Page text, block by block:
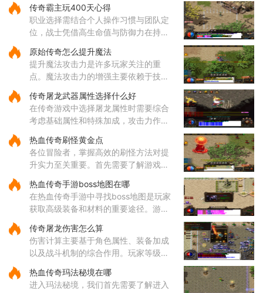
吸血效果，能够在攻击敌人的同时为自
身恢复体力，大大提升了道士
传奇霸主玩400天心得
职业选择需结合个人操作习惯与团队定
位，战士凭借高生命值与防御力在持久
备高爆发特性，道士的召唤兽在继承元
婴属性后能显著提升战斗效率
原始传奇怎么提升魔法
提升魔法攻击力是许多玩家关注的重
点。魔法攻击力的增强主要依赖于技能
电术是一个核心输出技能，能够对远距
离目标造成高额伤害，因此在技
传奇屠龙武器属性选择什么好
在传奇游戏中选择屠龙属性时需要综合
考虑基础属性和特殊加成，攻击力作为
关注，它能有效提升玩家对战各类敌人
的效率。屠龙武器普遍具备较
热血传奇刷怪黄金点
各位冒险者，掌握高效的刷怪方法对提
升实力至关重要。首先需要了解游戏中
地是经验丰富的玩家经常光顾的场所，
这些地方的怪物刷新频率较高
热血传奇手游boss地图在哪
在热血传奇手游中寻找boss地图是玩家
获取高级装备和材料的重要途径。游戏
要包括矿洞、沃玛寺庙、祖玛寺庙、石
墓等地。矿洞分为不同层次，每层
传奇屠龙伤害怎么算
伤害计算主要基于角色属性、装备加成
以及战斗机制的综合作用。玩家等级和
础攻击力和技能伤害，提升等级和增加
主属性点是提高伤害的基础途
热血传奇玛法秘境在哪
进入玛法秘境，我们首先需要了解进入